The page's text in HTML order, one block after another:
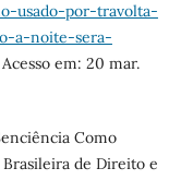
usado-por-travolta-
a-noite-sera-
Acesso em: 20 mar.
Como
de Direito e